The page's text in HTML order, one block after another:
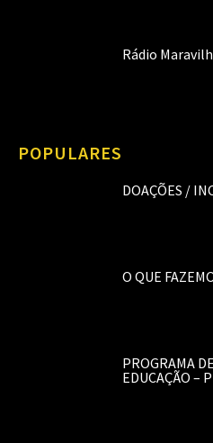
Rádio
POPULARES
DOAÇÕES /
O QUE
PROGRAMA
EDUCAÇÃO –